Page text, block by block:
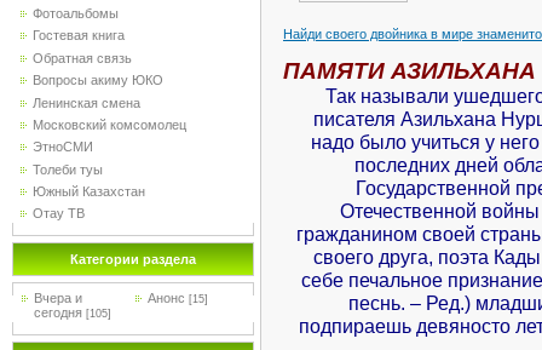
Фотоальбомы
Гостевая книга
Обратная связь
Вопросы акиму ЮКО
Ленинская смена
Московский комсомолец
ЭтноСМИ
Толеби туы
Южный Казахстан
Отау ТВ
Категории раздела
Вчера и
сегодня [105]
Анонс [15]
Найди своего двойника в мире
ПАМЯТИ
Так называли
писателя Азильхана
надо было учиться у
последних дней
Государственной
Отечественной
гражданином своей
своего друга, поэта
себе печальное
песнь. – Ред.)
подпираешь девяносто